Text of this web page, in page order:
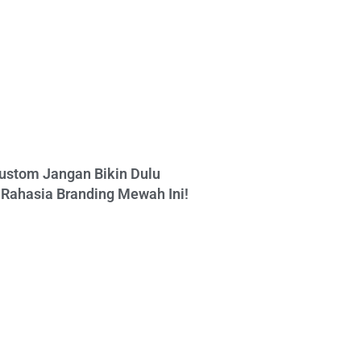
Jangan Bikin Dulu
Branding Mewah Ini!